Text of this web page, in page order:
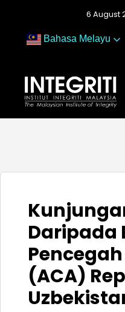
6 August
Bahasa Melayu
Daripada
(ACA)